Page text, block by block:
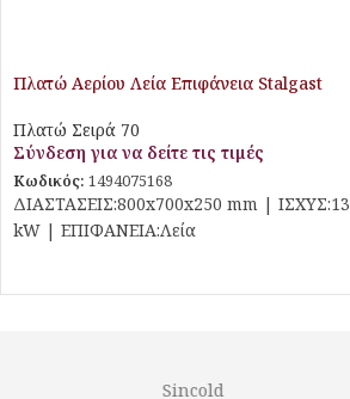
Πλατώ Αερίου Λεία Επιφάνεια Stalgast
Πλατώ Σειρά 70
Σύνδεση για να δείτε τις τιμές
Κωδικός: 1494075168
ΔΙΑΣΤΑΣΕΙΣ:800x700x250 mm | ΙΣΧΥΣ:13
kW | ΕΠΙΦΑΝΕΙΑ:Λεία